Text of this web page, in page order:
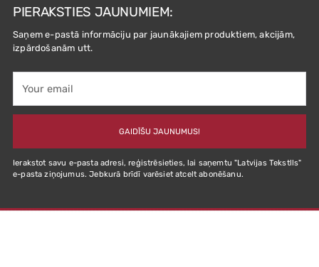
PIERAKSTIES JAUNUMIEM:
Saņem e-pastā informāciju par jaunākajiem produktiem, akcijām,
izpārdošanām utt.
email
GAIDĪŠU JAUNUMUS!
Ierakstot savu e-pasta adresi, reģistrēsieties, lai saņemtu "Latvijas Tekstlls"
e-pasta ziņojumus. Jebkurā brīdī varēsiet atcelt abonēšanu.